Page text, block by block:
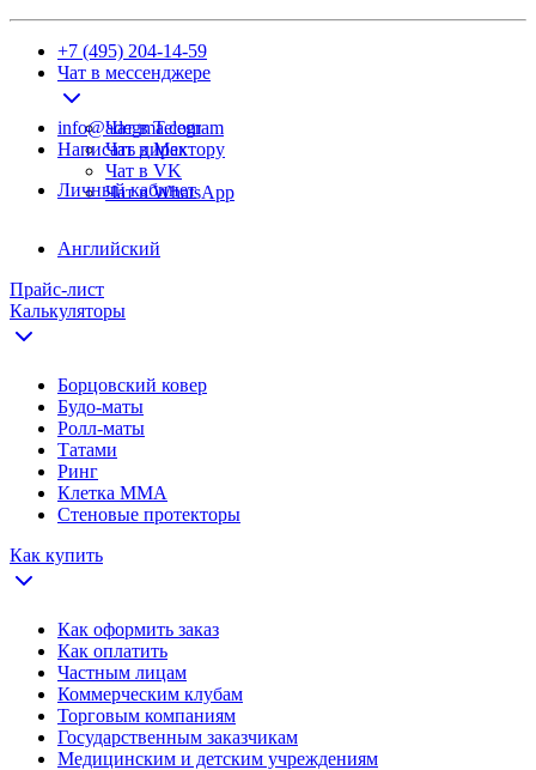
+7 (495) 204-14-59
Чат в мессенджере
Чат в Telegram
Чат в Max
Чат в VK
Чат в WhatsApp
info@adegma.com
Написать директору
Личный кабинет
Английский
Прайс-лист
Калькуляторы
Борцовский ковер
Будо-маты
Ролл-маты
Татами
Ринг
Клетка ММА
Стеновые протекторы
Как купить
Как оформить заказ
Как оплатить
Частным лицам
Коммерческим клубам
Торговым компаниям
Государственным заказчикам
Медицинским и детским учреждениям